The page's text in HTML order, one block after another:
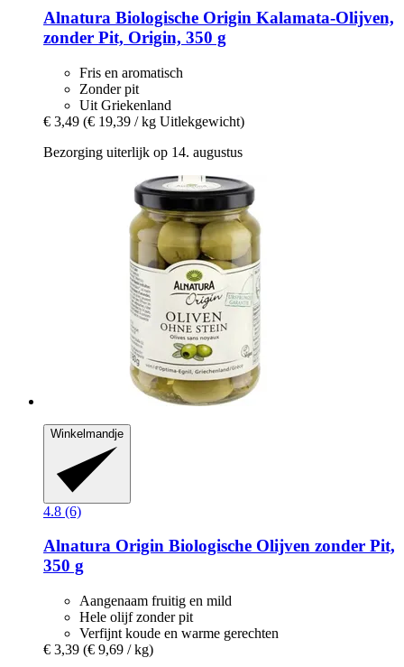
Alnatura Biologische Origin Kalamata-​Olijven,
zonder Pit, Origin, 350 g
Fris en aromatisch
Zonder pit
Uit Griekenland
€ 3,49 (€ 19,39 / kg Uitlekgewicht)
Bezorging uiterlijk op 14. augustus
Winkelmandje
4.8 (6)
Alnatura Origin Biologische Olijven zonder Pit,
350 g
Aangenaam fruitig en mild
Hele olijf zonder pit
Verfijnt koude en warme gerechten
€ 3,39 (€ 9,69 / kg)